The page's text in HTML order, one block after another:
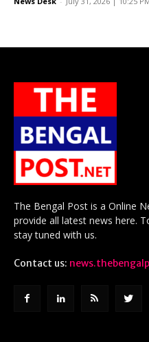
The Bengal Post is a Online
provide all latest news here.
stay tuned with us.
Contact us: